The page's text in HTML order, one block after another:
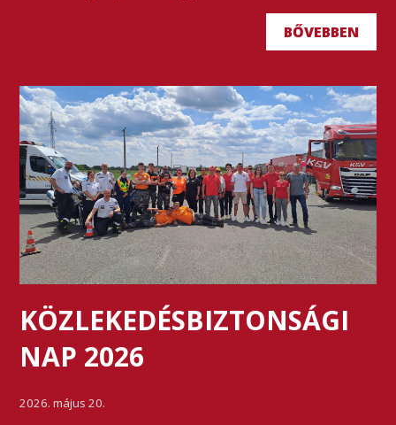
BŐVEBBEN
KÖZLEKEDÉSBIZTONSÁGI
NAP 2026
2026. május 20.